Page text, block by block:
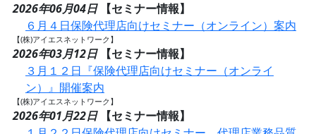
2026年06月04日
【セミナー情報】
６月４日保険代理店向けセミナー（オンライン）案内
【(株)アイエスネットワーク】
2026年03月12日
【セミナー情報】
３月１２日『保険代理店向けセミナー（オンライ
ン）』開催案内
【(株)アイエスネットワーク】
2026年01月22日
【セミナー情報】